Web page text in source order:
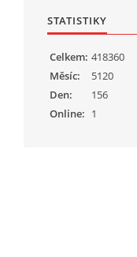
STATISTIKY
Online: 1
Celkem: 418360
Měsíc:
5120
Den:
156